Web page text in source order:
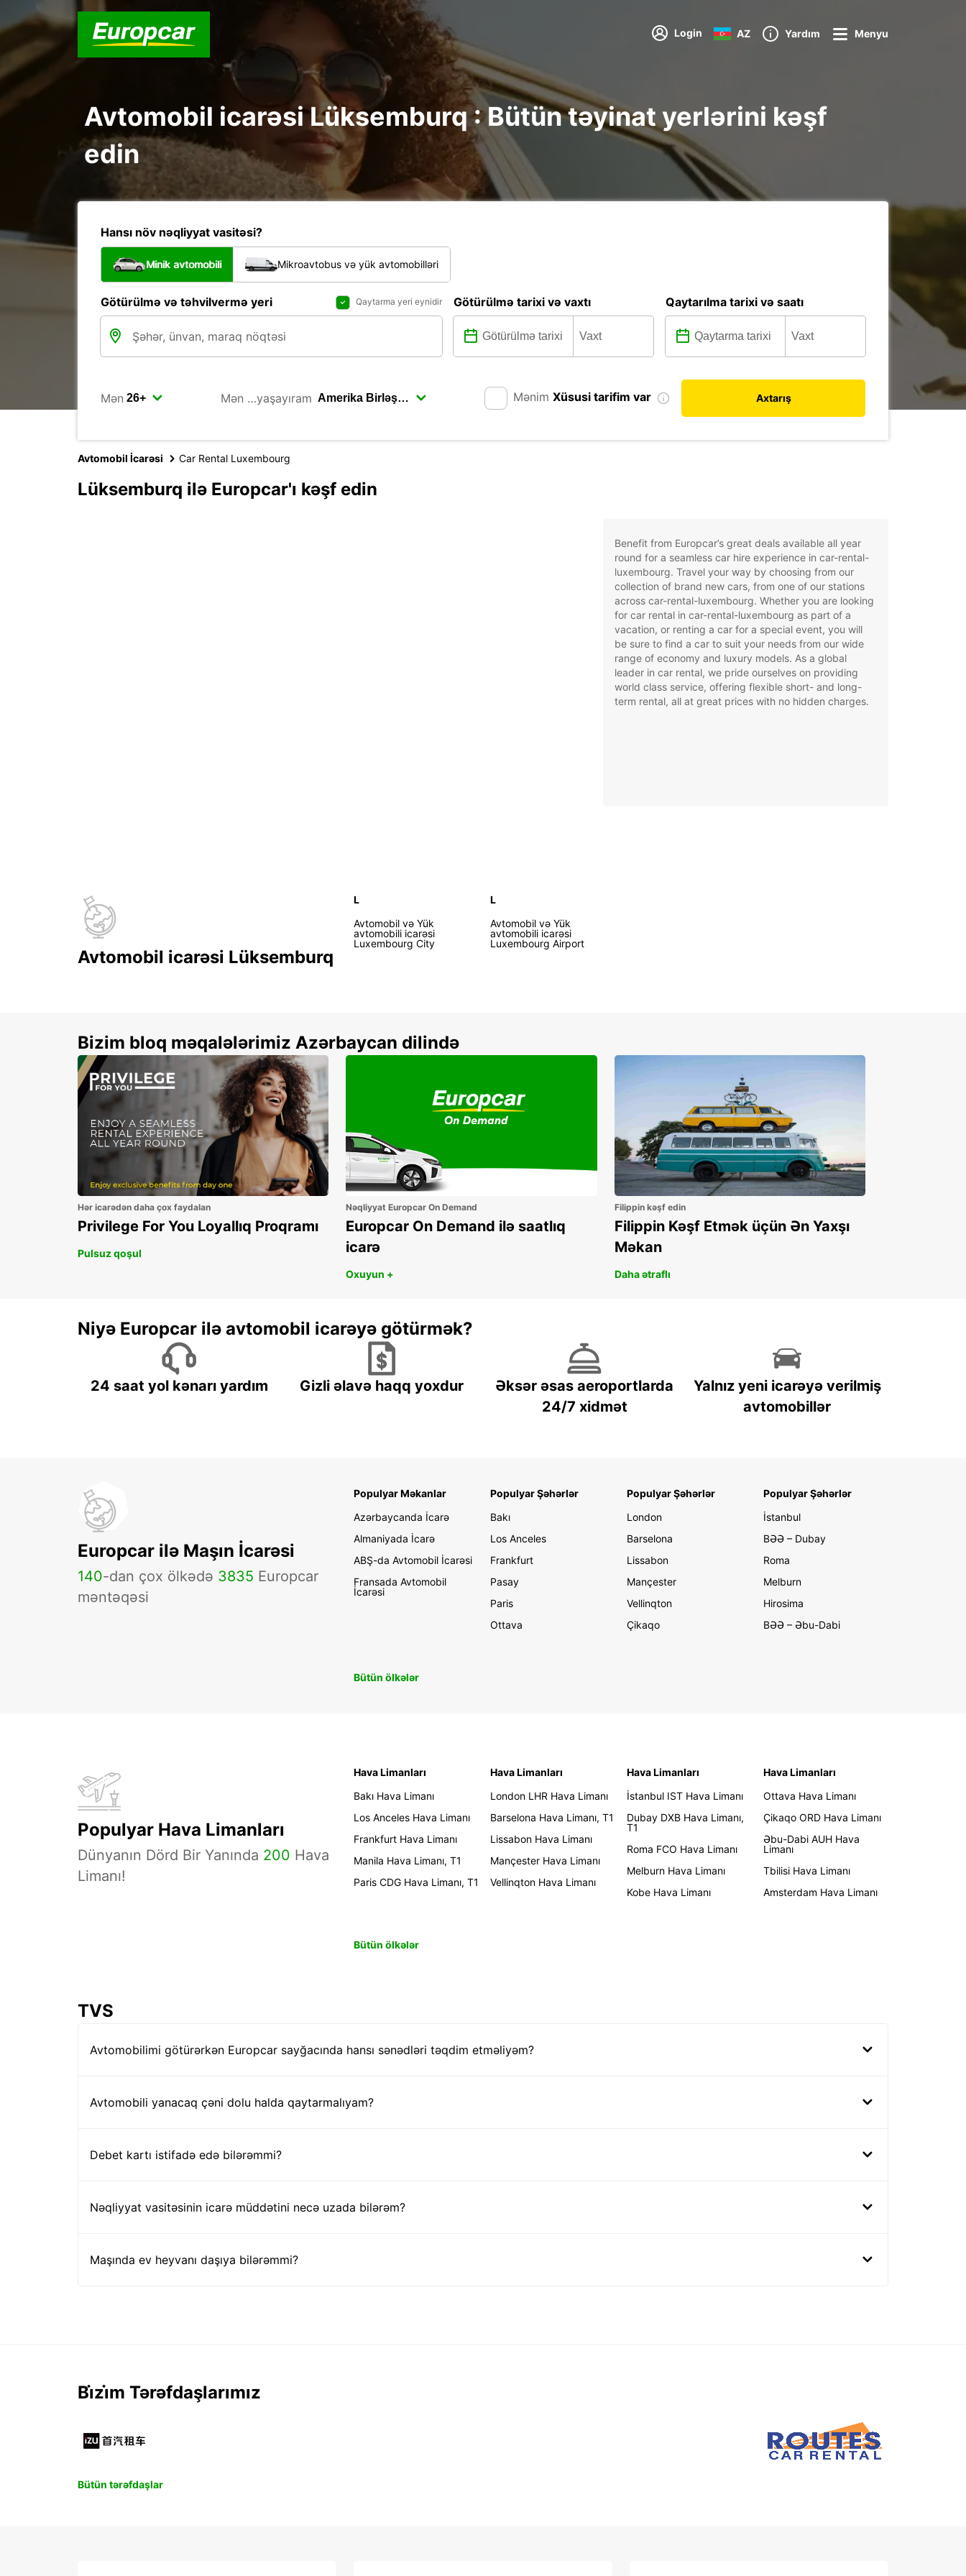
Login AZ Yardım Menyu
Avtomobil icarəsi Lüksemburq : Bütün təyinat yerlərini kəşf
edin
Hansı növ nəqliyyat vasitəsi?
Minik avtomobili Mikroavtobus və yük avtomobilləri
Götürülmə və təhvilvermə yeri Qaytarma yeri eynidir Götürülmə tarixi və vaxtı Qaytarılma tarixi və saatı
Mən Mən …yaşayıram Mənim Xüsusi tarifim var Axtarış
Avtomobil İcarəsi Car Rental Luxembourg
Lüksemburq ilə Europcar'ı kəşf edin
Benefit from Europcar’s great deals available all year
round for a seamless car hire experience in car-rental-
luxembourg. Travel your way by choosing from our
collection of brand new cars, from one of our stations
across car-rental-luxembourg. Whether you are looking
for car rental in car-rental-luxembourg as part of a
vacation, or renting a car for a special event, you will
be sure to find a car to suit your needs from our wide
range of economy and luxury models. As a global
leader in car rental, we pride ourselves on providing
world class service, offering flexible short- and long-
term rental, all at great prices with no hidden charges.
Avtomobil icarəsi Lüksemburq
L
Avtomobil və Yük
avtomobili icarəsi
Luxembourg City
L
Avtomobil və Yük
avtomobili icarəsi
Luxembourg Airport
Bizim bloq məqalələrimiz Azərbaycan dilində
Hər icarədən daha çox faydalan
Privilege For You Loyallıq Proqramı
Pulsuz qoşul
Nəqliyyat Europcar On Demand
Europcar On Demand ilə saatlıq
icarə
Oxuyun +
Filippin kəşf edin
Filippin Kəşf Etmək üçün Ən Yaxşı
Məkan
Daha ətraflı
Niyə Europcar ilə avtomobil icarəyə götürmək?
24 saat yol kənarı yardım Gizli əlavə haqq yoxdur
Əksər əsas aeroportlarda
24/7 xidmət
Yalnız yeni icarəyə verilmiş
avtomobillər
Europcar ilə Maşın İcarəsi
140-dan çox ölkədə 3835 Europcar
məntəqəsi
Populyar Məkanlar
Azərbaycanda İcarə
Almaniyada İcarə
ABŞ-da Avtomobil İcarəsi
Fransada Avtomobil
İcarəsi
Populyar Şəhərlər
Bakı
Los Anceles
Frankfurt
Pasay
Paris
Ottava
Populyar Şəhərlər
London
Barselona
Lissabon
Mançester
Vellinqton
Çikaqo
Populyar Şəhərlər
İstanbul
BƏƏ – Dubay
Roma
Melburn
Hirosima
BƏƏ – Əbu-Dabi
Bütün ölkələr
Populyar Hava Limanları
Dünyanın Dörd Bir Yanında 200 Hava
Limanı!
Hava Limanları
Bakı Hava Limanı
Los Anceles Hava Limanı
Frankfurt Hava Limanı
Manila Hava Limanı, T1
Paris CDG Hava Limanı, T1
Hava Limanları
London LHR Hava Limanı
Barselona Hava Limanı, T1
Lissabon Hava Limanı
Mançester Hava Limanı
Vellinqton Hava Limanı
Hava Limanları
İstanbul IST Hava Limanı
Dubay DXB Hava Limanı,
T1
Roma FCO Hava Limanı
Melburn Hava Limanı
Kobe Hava Limanı
Hava Limanları
Ottava Hava Limanı
Çikaqo ORD Hava Limanı
Əbu-Dabi AUH Hava
Limanı
Tbilisi Hava Limanı
Amsterdam Hava Limanı
Bütün ölkələr
TVS
Avtomobilimi götürərkən Europcar sayğacında hansı sənədləri təqdim etməliyəm?
Avtomobili yanacaq çəni dolu halda qaytarmalıyam?
Debet kartı istifadə edə bilərəmmi?
Nəqliyyat vasitəsinin icarə müddətini necə uzada bilərəm?
Maşında ev heyvanı daşıya bilərəmmi?
Bi̇zi̇m Tərəfdaşlarımız
Bütün tərəfdaşlar